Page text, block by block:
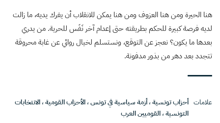
هنا الحيرة ومن هنا العزوف ومن هنا يمكن للانقلاب أن يفرك يديه، ما زالت
لديه فرصة كبيرة للحكم بطريقته حتى إعدام آخر نَفَس للحرية. من يدري
بعدها ما يكون؟ نعجز عن التوقع، ونستسلم لخيال روائي عن غابة محروقة
تتجدد بعد دهر من بذور مدفونة.
علامات أحزاب تونسية،أزمة سياسية في تونس،الأحزاب القومية،الانتخابات
التونسية،القوميين العرب